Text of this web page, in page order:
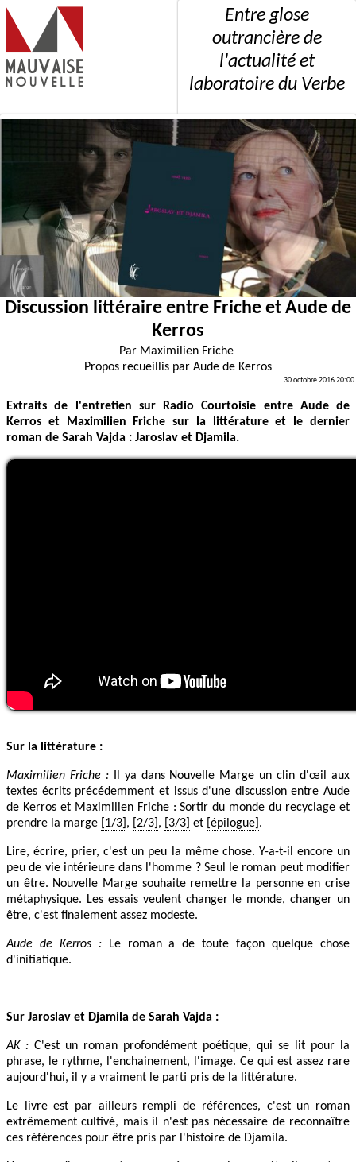
Entre glose
outrancière de
l'actualité et
laboratoire du Verbe
Discussion littéraire entre Friche et Aude de
Kerros
Par Maximilien Friche
Propos recueillis par Aude de Kerros
30 octobre 2016 20:00
Extraits de l'entretien sur Radio Courtoisie entre Aude de
Kerros et Maximilien Friche sur la littérature et le dernier
roman de Sarah Vajda : Jaroslav et Djamila.
Sur la littérature :
Maximilien Friche :Il ya dans Nouvelle Marge un clin d'œil aux
textes écrits précédemment et issus d'une discussion entre Aude
de Kerros et Maximilien Friche : Sortir du monde du recyclage et
prendre la marge
[1/3] , [2/3] , [3/3] et [épilogue] .
Lire, écrire, prier, c'est un peu la même chose. Y-a-t-il encore un
peu de vie intérieure dans l'homme ? Seul le roman peut modifier
un être. Nouvelle Marge souhaite remettre la personne en crise
métaphysique. Les essais veulent changer le monde, changer un
être, c'est finalement assez modeste.
Aude de Kerros :Le roman a de toute façon quelque chose
d'initiatique.
Sur Jaroslav et Djamila de Sarah Vajda :
AK : C'est un roman profondément poétique, qui se lit pour la
phrase, le rythme, l'enchainement, l'image. Ce qui est assez rare
aujourd'hui, il y a vraiment le parti pris de la littérature.
Le livre est par ailleurs rempli de références, c'est un roman
extrêmement cultivé, mais il n'est pas nécessaire de reconnaître
ces références pour être pris par l'histoire de Djamila.